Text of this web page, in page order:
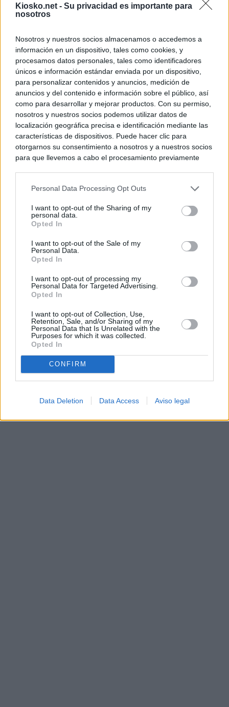
Kiosko.net - Su privacidad es importante para
nosotros
Nosotros y nuestros socios almacenamos o accedemos a
información en un dispositivo, tales como cookies, y
procesamos datos personales, tales como identificadores
únicos e información estándar enviada por un dispositivo,
para personalizar contenidos y anuncios, medición de
anuncios y del contenido e información sobre el público, así
como para desarrollar y mejorar productos. Con su permiso,
nosotros y nuestros socios podemos utilizar datos de
localización geográfica precisa e identificación mediante las
características de dispositivos. Puede hacer clic para
otorgarnos su consentimiento a nosotros y a nuestros socios
para que llevemos a cabo el procesamiento previamente
negar su consentimiento. Tenga en cuenta que algún
de su consentimiento, pero usted tiene el derecho de
rechazar tal procesamiento. Sus preferencias se aplicarán
cualquier momento entrando de nuevo en este sitio web o
visitando nuestra política de privacidad.
Personal Data Processing Opt Outs
I want to opt-out of the Sharing of my
personal data.
Opted In
I want to opt-out of the Sale of my
Personal Data.
Opted In
I want to opt-out of processing my
Personal Data for Targeted Advertising.
Opted In
I want to opt-out of Collection, Use,
Retention, Sale, and/or Sharing of my
Personal Data that Is Unrelated with the
Purposes for which it was collected.
Opted In
CONFIRM
Data Deletion Data Access Aviso legal